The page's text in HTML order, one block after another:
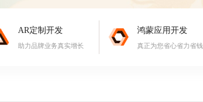
AR定制开发
助力品牌业务真实增长
鸿蒙应用开发
真正为您省心省力省钱